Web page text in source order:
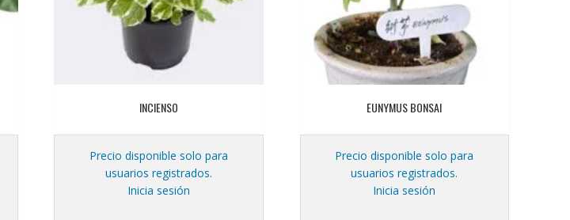
INCIENSO
Precio disponible solo para
usuarios registrados.
Inicia sesión
EUNYMUS BONSAI
Precio disponible solo para
usuarios registrados.
Inicia sesión